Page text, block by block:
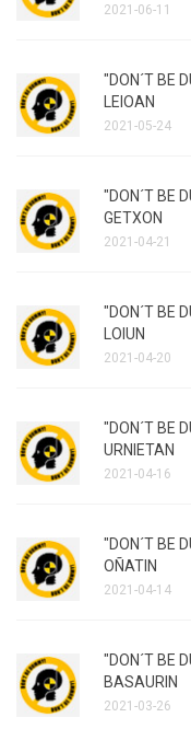
2021-06-11
"DON´T BE
LEIOAN
2021-05-24
"DON´T BE
GETXON
2021-04-21
"DON´T BE
LOIUN
2021-04-20
"DON´T BE
URNIETAN
2021-04-16
"DON´T BE
OÑATIN
2021-04-14
"DON´T BE
BASAURIN
2021-03-26